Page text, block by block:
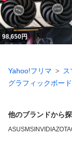
98,650円
Yahoo!フリマ ス
グラフィックボー
他のブランドから
ASUSMSI NVIDIA